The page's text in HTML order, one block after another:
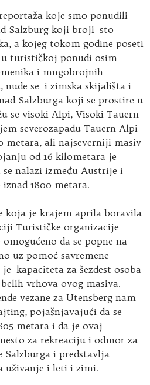
koje smo ponudili
Salzburg koji broji sto
a kojeg tokom godine poseti
u turističkoj ponudi osim
i mngobrojnih
se i zimska skijališta i
Salzburga koji se prostire u
se visoki Alpi, Visoki Tauern
severozapadu Tauern Alpi
metara, ali najseverniji masiv
od 16 kilometara je
nalazi između Austrije i
1800 metara.
koja je krajem aprila boravila
Turističke organizacije
da se popne na
uz pomoć savremene
kapaciteta za šezdest osoba
vrhova ovog masiva.
vezane za Utensberg nam
pojašnjavajući da se
metara i da je ovaj
za rekreaciju i odmor za
Salzburga i predstavlja
uživanje i leti i zimi.